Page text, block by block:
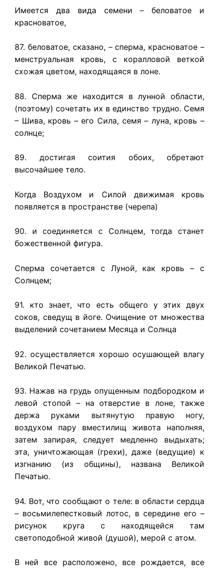
Имеется два вида семени – беловатое и
красноватое,
87. беловатое, сказано, – сперма, красноватое –
менструальная кровь, с коралловой веткой
схожая цветом, находящаяся в лоне.
88. Сперма же находится в лунной области,
(поэтому) сочетать их в единство трудно. Семя
– Шива, кровь – его Сила, семя – луна, кровь –
солнце;
89. достигая соития обоих, обретают
высочайшее тело.
Когда Воздухом и Силой движимая кровь
появляется в пространстве (черепа)
90. и соединяется с Солнцем, тогда станет
божественной фигура.
Сперма сочетается с Луной, как кровь – с
Солнцем;
91. кто знает, что есть общего у этих двух
соков, сведущ в йоге. Очищение от множества
выделений сочетанием Месяца и Солнца
92. осуществляется хорошо осушающей влагу
Великой Печатью.
93. Нажав на грудь опущенным подбородком и
левой стопой – на отверстие в лоне, также
держа руками вытянутую правую ногу,
воздухом пару вместилищ живота наполняя,
затем запирая, следует медленно выдыхать;
эта, уничтожающая (грехи), даже (ведущие) к
изгнанию (из общины), названа Великой
Печатью.
94. Вот, что сообщают о теле: в области сердца
– восьмилепестковый лотос, в середине его –
рисунок круга с находящейся там
светоподобной живой (душой), мерой с атом.
В ней все расположено, все рождается, все